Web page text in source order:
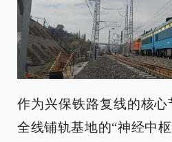
作为兴保铁路复线的核
全线铺轨基地的“神经中